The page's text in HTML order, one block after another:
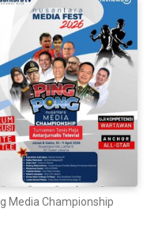
Media Championship